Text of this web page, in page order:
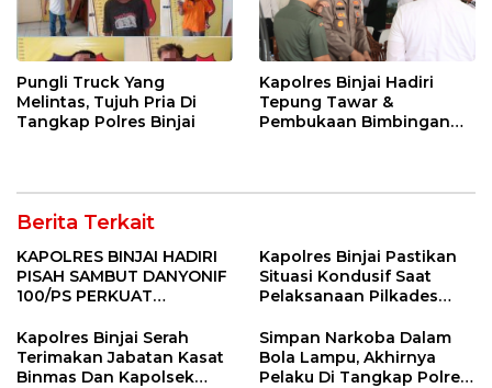
Pungli Truck Yang
Melintas, Tujuh Pria Di
Tangkap Polres Binjai
Kapolres Binjai Hadiri
Tepung Tawar &
Pembukaan Bimbingan
Berita Terkait
KAPOLRES BINJAI HADIRI
PISAH SAMBUT DANYONIF
100/PS PERKUAT
Kapolres Binjai Pastikan
Situasi Kondusif Saat
Pelaksanaan Pilkades
Kapolres Binjai Serah
Terimakan Jabatan Kasat
Binmas Dan Kapolsek
Simpan Narkoba Dalam
Bola Lampu, Akhirnya
Pelaku Di Tangkap Polres